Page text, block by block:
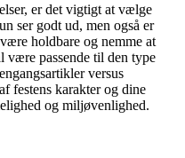
er det vigtigt at vælge
ser godt ud, men også er
holdbare og nemme at
være passende til den type
versus
festens karakter og dine
og miljøvenlighed.